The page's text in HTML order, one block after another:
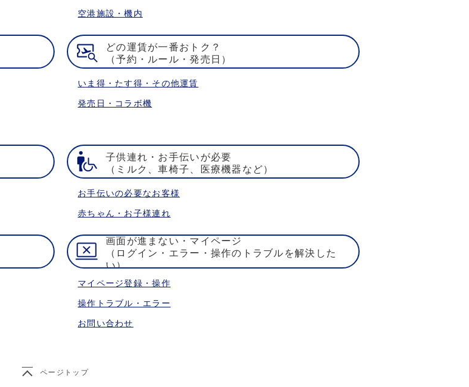
空港施設・機内
どの運賃が一番おトク？
（予約・ルール・発売日）
いま得・たす得・その他運賃
発売日・コラボ機
子供連れ・お手伝いが必要
（ミルク、車椅子、医療機器など）
お手伝いの必要なお客様
赤ちゃん・お子様連れ
画面が進まない・マイページ
（ログイン・エラー・操作のトラブルを解決した
い）
マイページ登録・操作
操作トラブル・エラー
お問い合わせ
ページトップ